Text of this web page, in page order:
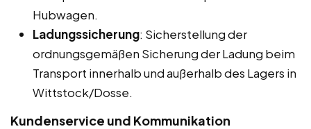
Hubwagen.
Ladungssicherung: Sicherstellung der
ordnungsgemäßen Sicherung der Ladung beim
Transport innerhalb und außerhalb des Lagers in
Wittstock/Dosse.
Kundenservice und Kommunikation